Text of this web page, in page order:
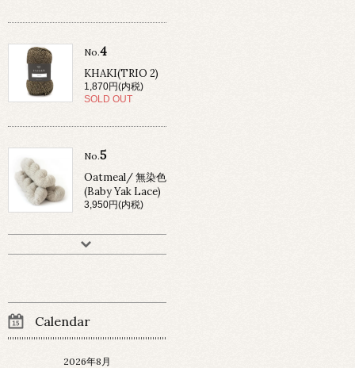
No.4
KHAKI(TRIO 2)
1,870円(内税)
SOLD OUT
No.5
Oatmeal/ 無染色
(Baby Yak Lace)
3,950円(内税)
Calendar
2026年8月